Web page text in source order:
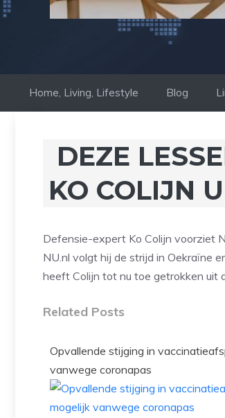
Home, Living, Lifestyle Blog
DEZE
KO COLIJN
Defensie-expert Ko Colijn voorziet
NU.nl volgt hij de strijd in Oekraïne
heeft Colijn tot nu toe getrokken uit
Related Posts
Opvallende stijging in
vanwege coronapas